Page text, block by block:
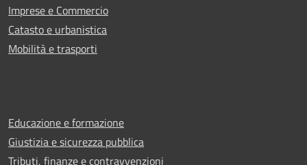
Imprese e Commercio
Catasto e urbanistica
Mobilità e trasporti
Educazione e formazione
Giustizia e sicurezza pubblica
Tributi, finanze e contravvenzioni